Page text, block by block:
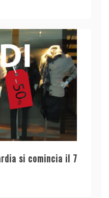
si comincia il 7